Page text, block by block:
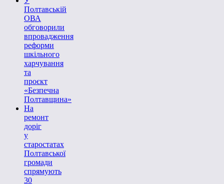
Полтавській
ОВА
обговорили
впровадження
реформи
шкільного
харчування
та
проєкт
«Безпечна
Полтавщина»
На
ремонт
доріг
у
старостатах
Полтавської
громади
спрямують
30